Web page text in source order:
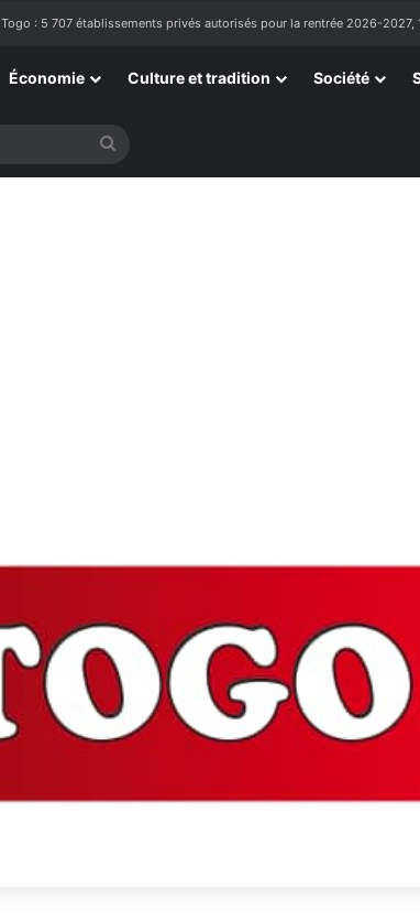
Togo : 5 707 établissements privés autorisés pour la rentrée 2026-2027,
Économie Culture et tradition Société